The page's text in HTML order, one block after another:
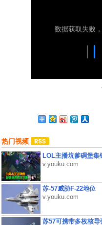
热门视频
LOL主播坑爹碉堡集
v.youku.com
苏-57威胁F-22地位
v.youku.com
苏57可携带多枚核导